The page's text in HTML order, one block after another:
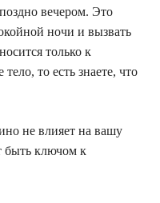
вечером. Это
ночи и вызвать
только к
то есть знаете, что
не влияет на вашу
быть ключом к